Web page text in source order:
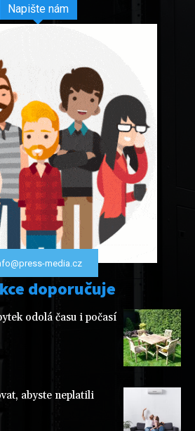
Napište nám
media.cz
doporučuje
odolá času i počasí
abyste neplatili